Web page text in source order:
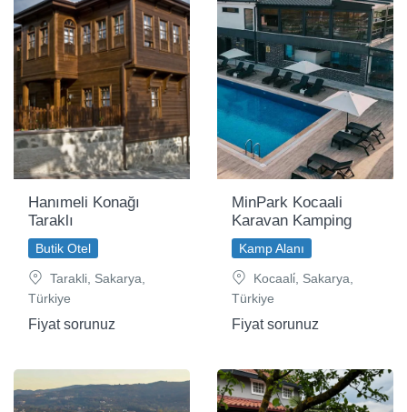
Hanımeli Konağı
Taraklı
Butik Otel
Tarakli, Sakarya,
Türkiye
Fiyat sorunuz
MinPark Kocaali
Karavan Kamping
Kamp Alanı
Kocaali̇, Sakarya,
Türkiye
Fiyat sorunuz